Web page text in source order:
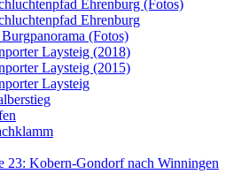
Ehrenburg (Fotos)
Ehrenburg
(Fotos)
Laysteig (2018)
Laysteig (2015)
Laysteig
23: Kobern-Gondorf nach Winningen